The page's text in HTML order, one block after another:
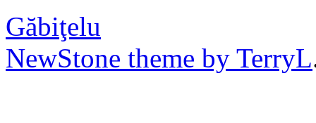
Găbiţelu
NewStone theme by TerryL